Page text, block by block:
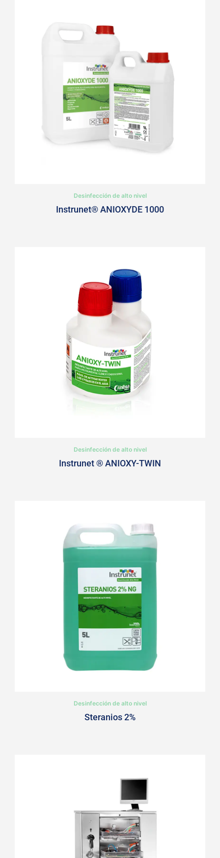
Desinfección de alto nivel
Instrunet® ANIOXYDE 1000
Desinfección de alto nivel
Instrunet ® ANIOXY-TWIN
Desinfección de alto nivel
Steranios 2%